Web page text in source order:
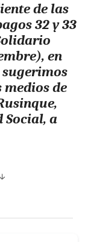
de las
32 y 33
en
de
Social, a